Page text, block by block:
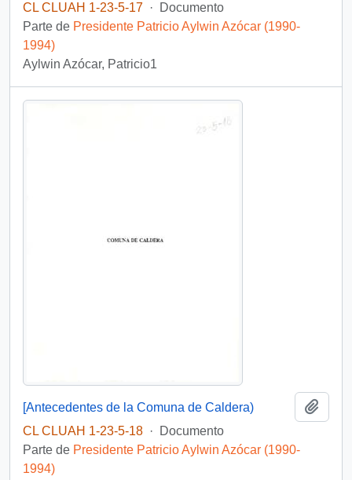
CL CLUAH 1-23-5-17 ·
Documento
Parte de Presidente Patricio Aylwin Azócar (1990-
1994)
Aylwin Azócar, Patricio1
[Antecedentes de la Comuna de Caldera)
CL CLUAH 1-23-5-18 ·
Documento
Parte de Presidente Patricio Aylwin Azócar (1990-
1994)